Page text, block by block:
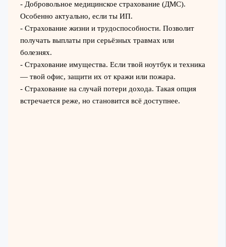
- Добровольное медицинское страхование (ДМС).
Особенно актуально, если ты ИП.
- Страхование жизни и трудоспособности. Позволит
получать выплаты при серьёзных травмах или
болезнях.
- Страхование имущества. Если твой ноутбук и техника
— твой офис, защити их от кражи или пожара.
- Страхование на случай потери дохода. Такая опция
встречается реже, но становится всё доступнее.